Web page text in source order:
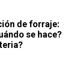
de forraje:
se hace?